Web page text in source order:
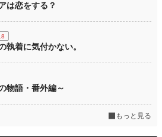
は恋をする？
執着に気付かない。
物語・番外編～
もっと見る